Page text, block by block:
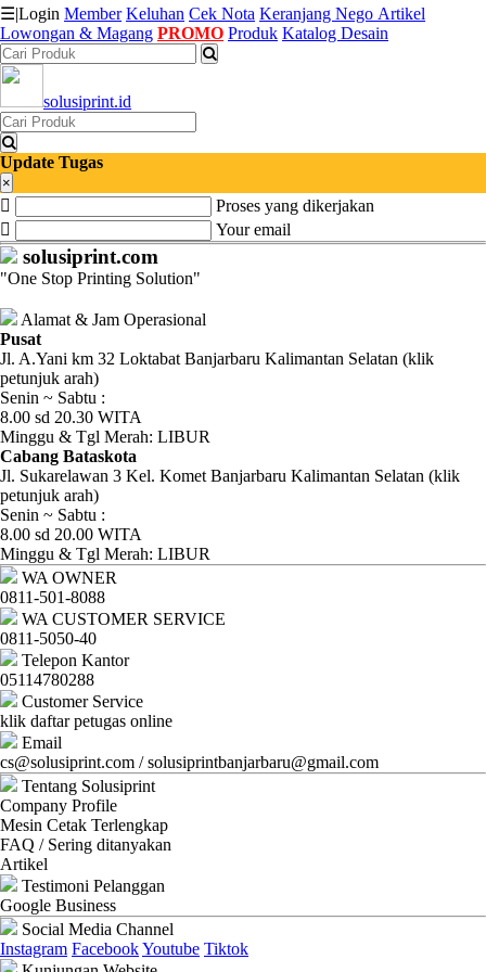
Katalog
Produk
Petugas
Riwayat
Transaksi
Tagihan
Berjalan
Pembayaran
Pendapatan
Fee
Ganti
Password
Logout
☰|Login Member Keluhan Cek Nota Keranjang Nego Artikel
Lowongan & Magang PROMO Produk Katalog Desain
solusiprint.id
Update Tugas
×
Proses yang dikerjakan
Your email
solusiprint.com
"One Stop Printing Solution"
Alamat & Jam Operasional
Pusat
Jl. A.Yani km 32 Loktabat Banjarbaru Kalimantan Selatan (klik
petunjuk arah)
Senin ~ Sabtu :
8.00 sd 20.30 WITA
Minggu & Tgl Merah: LIBUR
Cabang Bataskota
Jl. Sukarelawan 3 Kel. Komet Banjarbaru Kalimantan Selatan (klik
petunjuk arah)
Senin ~ Sabtu :
8.00 sd 20.00 WITA
Minggu & Tgl Merah: LIBUR
WA OWNER
0811-501-8088
WA CUSTOMER SERVICE
0811-5050-40
Telepon Kantor
05114780288
Customer Service
klik daftar petugas online
Email
cs@solusiprint.com / solusiprintbanjarbaru@gmail.com
Tentang Solusiprint
Company Profile
Mesin Cetak Terlengkap
FAQ / Sering ditanyakan
Artikel
Testimoni Pelanggan
Google Business
Social Media Channel
Instagram FacebookYoutube Tiktok